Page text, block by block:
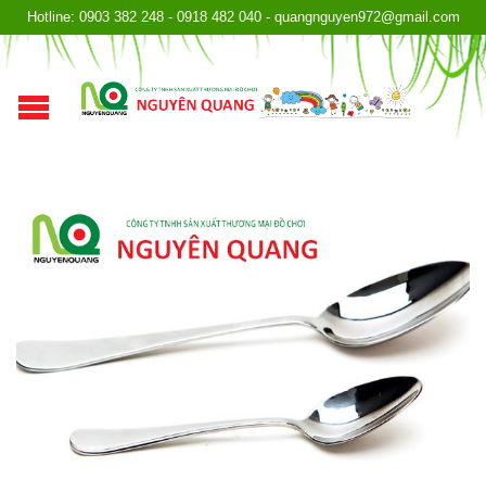
Hotline: 0903 382 248 - 0918 482 040 - quangnguyen972@gmail.com